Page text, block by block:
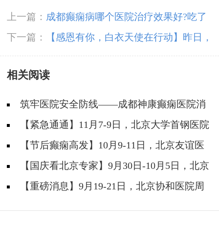
上一篇： 成都癫痫病哪个医院治疗效果好?吃了
羊肉会引发癫痫病吗?
下一篇：
【感恩有你，白衣天使在行动】昨日，
成都神康癫痫医院开展国际护士节户外团建
相关阅读
筑牢医院安全防线——成都神康癫痫医院消
防安全培训纪实
【紧急通通】11月7-9日，北京大学首钢医院
神经内科胡颖教授亲临成都会诊，破解癫痫疑难
【节后癫痫高发】10月9-11日，北京友谊医
院陈葵博士免费会诊+治疗援助，破解癫痫难
题！
【国庆看北京专家】9月30日-10月5日，北京
天坛&首钢医院两大专家蓉城亲诊+癫痫大额救
【重磅消息】9月19-21日，北京协和医院周